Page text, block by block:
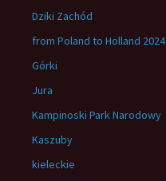
Dziki Zachód
from Poland to Holland 2024
Górki
Jura
Kampinoski Park Narodowy
Kaszuby
kieleckie